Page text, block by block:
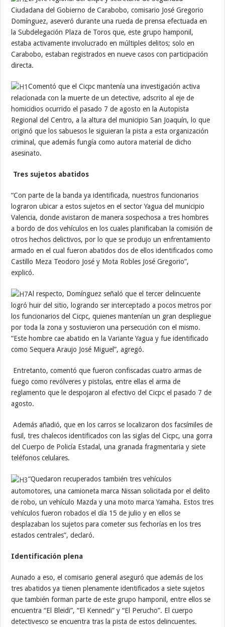
Ciudadana del Gobierno de Carabobo, comisario José Gregorio
Domínguez, aseveró durante una rueda de prensa efectuada en
la Subdelegación Plaza de Toros que, este grupo hamponil,
estaba activamente involucrado en múltiples delitos; solo en
Carabobo, estaban registrados en nueve casos con participación
directa.
Comentó que el Cicpc mantenía una investigación activa
relacionada con la muerte de un detective, adscrito al eje de
homicidios ocurrido el pasado 7 de agosto en la Autopista
Regional del Centro, a la altura del municipio San Joaquín, lo que
originó que los sabuesos le siguieran la pista a esta organización
criminal, que además fungía como autora material de dicho
asesinato.
Tres sujetos abatidos
“Con parte de la banda ya identificada, nuestros funcionarios
lograron ubicar a estos sujetos en el sector Yagua del municipio
Valencia, donde avistaron de manera sospechosa a tres hombres
a bordo de dos vehículos en los cuales planificaban la comisión de
otros hechos delictivos, por lo que se produjo un enfrentamiento
armado en el cual fueron abatidos dos de ellos identificados como
Castillo Meza Teodoro José y Mota Robles José Gregorio”,
explicó.
Al respecto, Domínguez señaló que el tercer delincuente
logró huir del sitio, logrando ser interceptado a pocos metros por
los funcionarios del Cicpc, quienes mantenían un gran despliegue
por toda la zona y sostuvieron una persecución con el mismo.
“Este hombre cae abatido en la Variante Yagua y fue identificado
como Sequera Araujo José Miguel”, agregó.
Entretanto, comentó que fueron confiscadas cuatro armas de
fuego como revólveres y pistolas, entre ellas el arma de
reglamento que le despojaron al efectivo del Cicpc el pasado 7 de
agosto.
Además añadió, que en los carros se localizaron dos facsímiles de
fusil, tres chalecos identificados con las siglas del Cicpc, una gorra
del Cuerpo de Policía Estadal, una granada fragmentaria y siete
teléfonos celulares.
“Quedaron recuperados también tres vehículos
automotores, una camioneta marca Nissan solicitada por el delito
de robo, un vehículo Mazda y una moto marca Yamaha. Estos tres
vehículos fueron robados el día 15 de julio y en ellos se
desplazaban los sujetos para cometer sus fechorías en los tres
estados centrales”, declaró.
Identificación plena
Aunado a eso, el comisario general aseguró que además de los
tres abatidos ya tienen plenamente identificados a siete sujetos
que también forman parte de este grupo hamponil, entre ellos se
encuentra “El Bleidi”, “El Kennedi” y “El Perucho”. El cuerpo
detectivesco se encuentra tras la pista de estos delincuentes.